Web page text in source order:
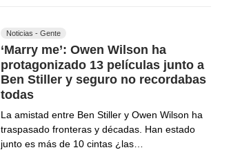
Noticias - Gente
‘Marry me’: Owen Wilson ha
protagonizado 13 películas junto a
Ben Stiller y seguro no recordabas
todas
La amistad entre Ben Stiller y Owen Wilson ha
traspasado fronteras y décadas. Han estado
junto es más de 10 cintas ¿las…